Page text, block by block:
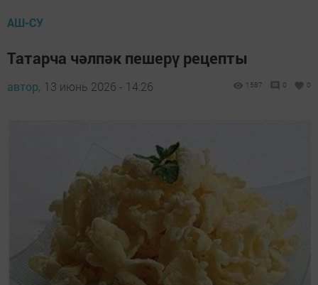
АШ-СУ
Татарча чәлпәк пешерү рецепты
автор, 13 июнь 2026 - 14:26 1587 0 0